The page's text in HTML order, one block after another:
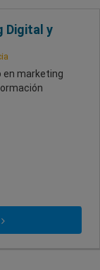
Digital y
en marketing